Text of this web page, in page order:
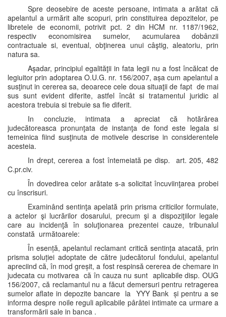
Spre deosebire de aceste persoane, intimata a arătat că
apelantul a urmărit alte scopuri, prin constituirea depozitelor, pe
libretele de economii, potrivit pct. 2 din HCM nr. 1187/1962,
respectiv economisirea sumelor, acumularea dobânzii
contractuale si, eventual, obţinerea unui câştig, aleatoriu, prin
natura sa.
Aşadar, principiul egalităţii in fata legii nu a fost încălcat de
legiuitor prin adoptarea O.U.G. nr. 156/2007, așa cum apelantul a
susţinut in cererea sa, deoarece cele doua situaţii de fapt de mai
sus sunt evident diferite, astfel încât si tratamentul juridic al
acestora trebuia si trebuie sa fie diferit.
In concluzie, intimata a apreciat că hotărârea
judecătoreasca pronunţata de instanţa de fond este legala si
temeinica fiind susţinuta de motivele descrise in considerentele
acesteia.
In drept, cererea a fost întemeiată pe disp. art. 205, 482
C.pr.civ.
În dovedirea celor arătate s-a solicitat încuviinţarea probei
cu înscrisuri.
Examinând sentinţa apelată prin prisma criticilor formulate,
a actelor şi lucrărilor dosarului, precum şi a dispoziţiilor legale
care au incidenţă în soluţionarea prezentei cauze, tribunalul
constată următoarele:
În esență, apelantul reclamant critică sentința atacată, prin
prisma soluției adoptate de către judecătorul fondului, apelantul
apreciind că, în mod greșit, a fost respinsă cererea de chemare in
judecata cu motivarea că în cauza nu sunt aplicabile disp. OUG
156/2007, că reclamantul nu a făcut demersuri pentru retragerea
sumelor aflate in depozite bancare la YYY Bank și pentru a se
informa despre noile reguli aplicabile pârâtei intimate ca urmare a
transformării sale in banca .